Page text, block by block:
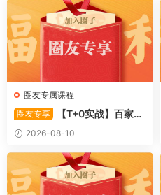
圈友专属课程
圈友专享
【T+0实战】百家争
鸣《股票T+0操作视频教程》
共3集
2026-08-10